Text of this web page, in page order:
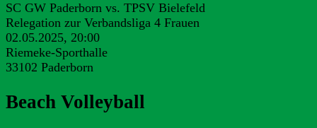
SC GW Paderborn vs. TPSV Bielefeld
Relegation zur Verbandsliga 4 Frauen
02.05.2025, 20:00
Riemeke-Sporthalle
33102 Paderborn
Beach Volleyball